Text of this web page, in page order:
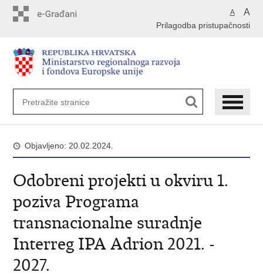
A A
Prilagodba pristupačnosti
Objavljeno: 20.02.2024.
Odobreni projekti u okviru 1.
poziva Programa
transnacionalne suradnje
Interreg IPA Adrion 2021. -
2027.